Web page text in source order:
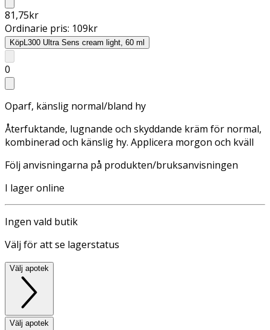
81,75kr
Ordinarie pris: 109kr
KöpL300 Ultra Sens cream light, 60 ml
0
Oparf, känslig normal/bland hy
Återfuktande, lugnande och skyddande kräm för normal,
kombinerad och känslig hy. Applicera morgon och kväll
Följ anvisningarna på produkten/bruksanvisningen
I lager online
Ingen vald butik
Välj för att se lagerstatus
Välj apotek
Välj apotek